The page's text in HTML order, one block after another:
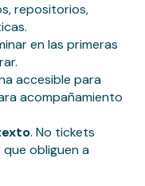
repositorios,
en las primeras
accesible para
acompañamiento
. No tickets
obliguen a